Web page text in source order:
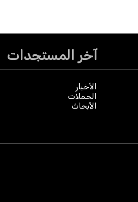
آخر المستجدات
الأخبار
الحملات
الأبحاث